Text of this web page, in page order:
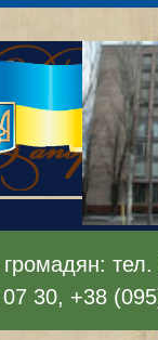
30, +38